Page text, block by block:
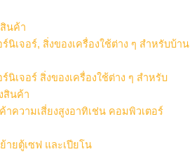
นค้า
นิเจอร์, สิ่งของเครื่องใช้ต่าง ๆ สำหรับบ้าน
นิเจอร์ สิ่งของเครื่องใช้ต่าง ๆ สำหรับ
สินค้า
ความเสี่ยงสูงอาทิเช่น คอมพิวเตอร์
ยตู้เซฟ และเปียโน